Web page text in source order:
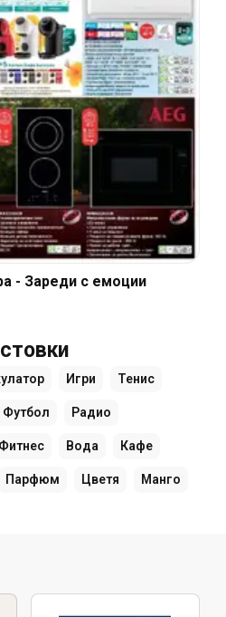
- Зареди с емоции
Игри Тенис
Футбол Радио
Фитнес Вода Кафе
Парфюм Цветя Манго